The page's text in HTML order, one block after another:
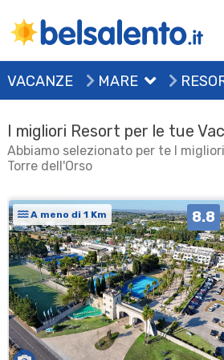
VACANZE MARE
I migliori Resort per le tue
Abbiamo selezionato per te I
Torre dell'Orso
A meno di 1 Km 8.8